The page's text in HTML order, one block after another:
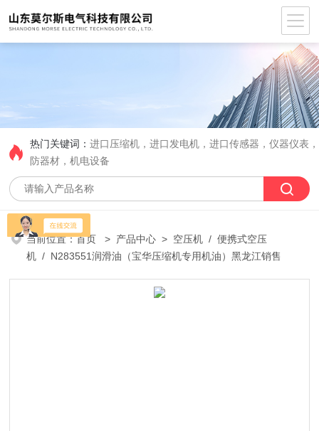
热门关键词：进口压缩机，进口发电机，进口传感器，仪器仪表
防器材，机电设备
当前位置：首页 > 产品中心 > 空压机 /便携式空压
机 / N283551润滑油（宝华压缩机专用机油）黑龙江销售